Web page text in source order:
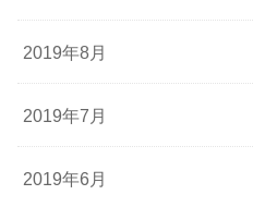
2019年8月
2019年7月
2019年6月